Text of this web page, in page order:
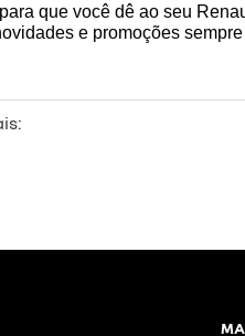
que você dê ao seu
e promoções